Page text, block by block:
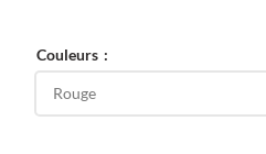
Couleurs